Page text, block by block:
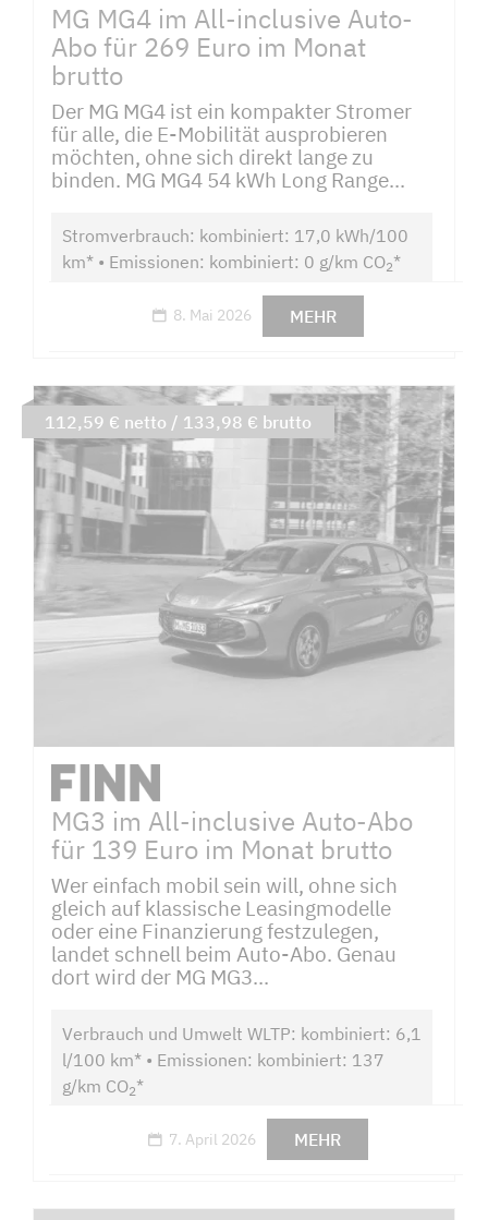
MG MG4 im All-inclusive Auto-
Abo für 269 Euro im Monat
brutto
Der MG MG4 ist ein kompakter Stromer
für alle, die E-Mobilität ausprobieren
möchten, ohne sich direkt lange zu
binden. MG MG4 54 kWh Long Range...
Stromverbrauch: kombiniert: 17,0 kWh/100
km* • Emissionen: kombiniert: 0 g/km CO2*
8. Mai 2026 MEHR
MG3 im All-inclusive Auto-Abo
für 139 Euro im Monat brutto
Wer einfach mobil sein will, ohne sich
gleich auf klassische Leasingmodelle
oder eine Finanzierung festzulegen,
landet schnell beim Auto-Abo. Genau
dort wird der MG MG3...
Verbrauch und Umwelt WLTP: kombiniert: 6,1
l/100 km* • Emissionen: kombiniert: 137
g/km CO2*
7. April 2026 MEHR
112,59 € netto / 133,98 € brutto